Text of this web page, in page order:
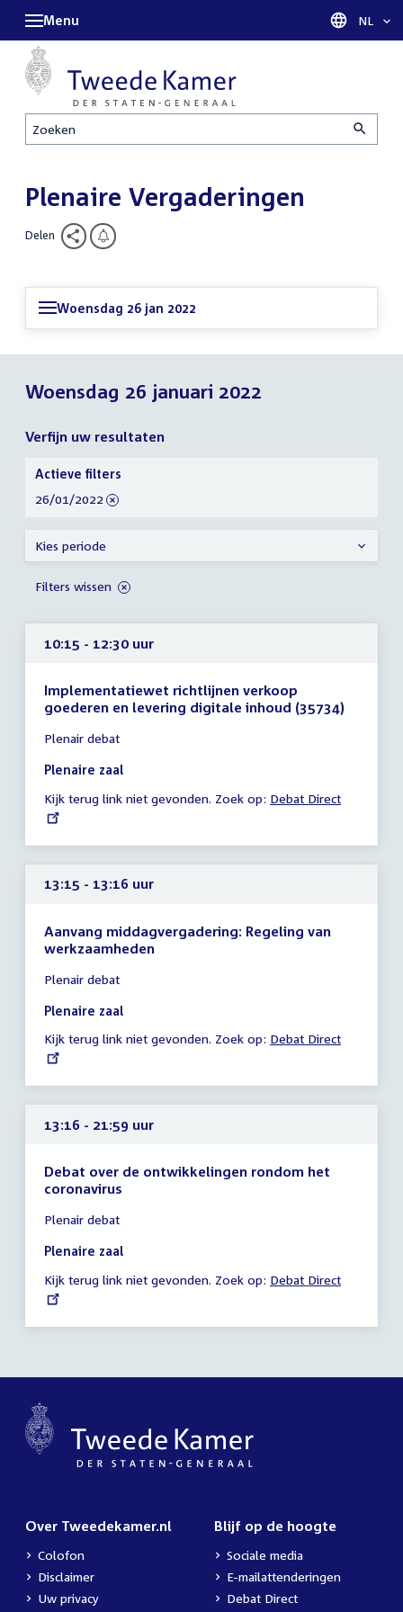
Zoeken
Menu Taal
NL
Plenaire Vergaderingen
Delen
Woensdag 26 jan 2022
Woensdag 26 januari 2022
Verfijn uw resultaten
10:15 - 12:30 uur
Implementatiewet richtlijnen verkoop
goederen en levering digitale inhoud (35734)
vergadering
10:15
12:30
uur
Plenair debat
Plenaire zaal
Kijk terug link niet gevonden. Zoek op: External
Debat Direct
13:15 - 13:16 uur
Aanvang middagvergadering: Regeling van
werkzaamheden
vergadering
13:15
13:16
uur
Plenair debat
Plenaire zaal
Kijk terug link niet gevonden. Zoek op: External
Debat Direct
13:16 - 21:59 uur
Debat over de ontwikkelingen rondom het
coronavirus
vergadering
13:16
21:59
uur
Plenair debat
Plenaire zaal
Kijk terug link niet gevonden. Zoek op: External
Debat Direct
Verfijn
uw
resultaten
Actieve filters
verwijder
26/01/2022
Kies periode
Filters wissen
Over Tweedekamer.nl
Colofon
Disclaimer
Uw privacy
Blijf op de hoogte
Sociale media
E-mailattenderingen
Debat Direct